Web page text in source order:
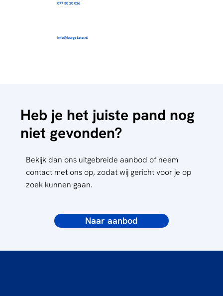
077 30 20 026
info@burgstate.nl
Heb je het juiste pand nog
niet gevonden?
Bekijk dan ons uitgebreide aanbod of neem
contact met ons op, zodat wij gericht voor je op
zoek kunnen gaan.
Naar aanbod